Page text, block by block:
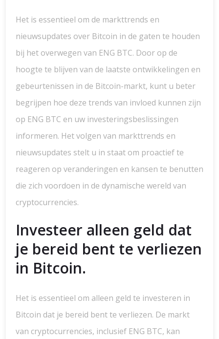
Het is essentieel om de markttrends en
nieuwsupdates over Bitcoin in de gaten te houden
bij het overwegen van ENG BTC. Door op de
hoogte te blijven van de laatste ontwikkelingen en
gebeurtenissen in de Bitcoin-markt, kunt u beter
begrijpen hoe deze trends van invloed kunnen zijn
op ENG BTC en uw investeringsbeslissingen
informeren. Het volgen van markttrends en
nieuwsupdates stelt u in staat om proactief te
reageren op veranderingen en kansen te benutten
die zich voordoen in de dynamische wereld van
cryptocurrencies.
Investeer alleen geld dat
je bereid bent te verliezen
in Bitcoin.
Het is essentieel om alleen geld te investeren in
Bitcoin dat je bereid bent te verliezen. De markt
van cryptocurrencies, inclusief ENG BTC, kan